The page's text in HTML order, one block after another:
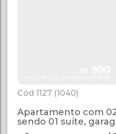
1127 (1040)
Apartamento com
sendo 01 suíte,